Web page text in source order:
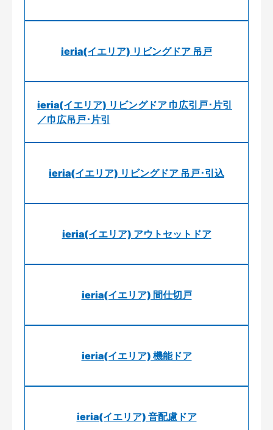
ieria(イエリア) リビングドア 吊戸
ieria(イエリア) リビングドア 巾広引戸･片引
／巾広吊戸･片引
ieria(イエリア) リビングドア 吊戸･引込
ieria(イエリア) アウトセットドア
ieria(イエリア) 間仕切戸
ieria(イエリア) 機能ドア
ieria(イエリア) 音配慮ドア